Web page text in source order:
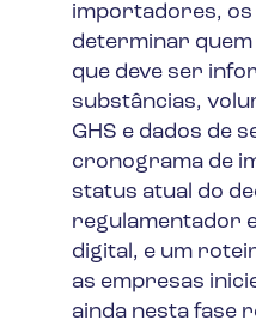
importadores,
determinar quem
que deve ser
substâncias,
GHS e dados de
cronograma de
status atual do
regulamentador
digital, e um
as empresas
ainda nesta fase